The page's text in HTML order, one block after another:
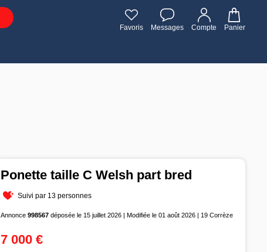
Favoris Messages Compte Panier
Ponette taille C Welsh part bred
Suivi par 13 personnes
Annonce998567 déposée le 15 juillet 2026 | Modifiée le 01 août 2026 | 19 Corrèze
7 000 €